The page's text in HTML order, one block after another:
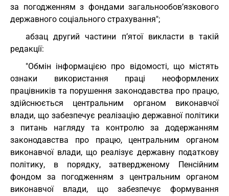
за погодженням з фондами загальнообов’язкового
державного соціального страхування";
абзац другий частини п’ятої викласти в такій
редакції:
"Обмін інформацією про відомості, що містять
ознаки використання праці неоформлених
працівників та порушення законодавства про працю,
здійснюється центральним органом виконавчої
влади, що забезпечує реалізацію державної політики
з питань нагляду та контролю за додержанням
законодавства про працю, центральним органом
виконавчої влади, що реалізує державну податкову
політику, в порядку, затвердженому Пенсійним
фондом за погодженням з центральним органом
виконавчої влади, що забезпечує формування